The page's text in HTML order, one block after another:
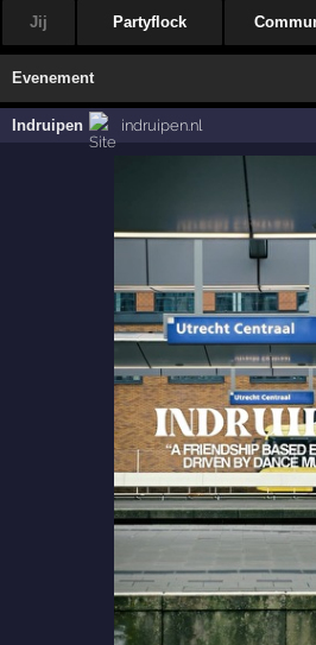
Jij Partyflock
Evenement
Indruipen indruipen.nl